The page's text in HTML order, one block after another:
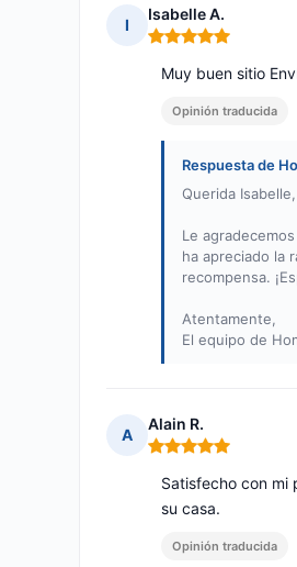
I
Isabelle A.
Nota: 5 de 5
Muy buen sitio
Opinión traducida
Respuesta de
Querida Isabelle,
Le
ha apreciado la
recompensa.
Atentamente,
El equipo de
A
Alain R.
Nota: 5 de 5
Satisfecho con mi
su casa.
Opinión traducida